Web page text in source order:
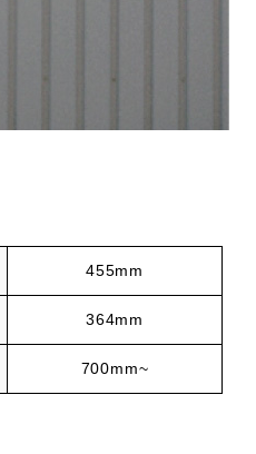
455mm
364mm
700mm~